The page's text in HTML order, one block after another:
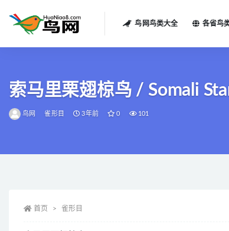
鸟网鸟类大全 各省鸟
索马里栗翅椋鸟 / Somali
鸟网 雀形目 3年前 0 101
首页 雀形目